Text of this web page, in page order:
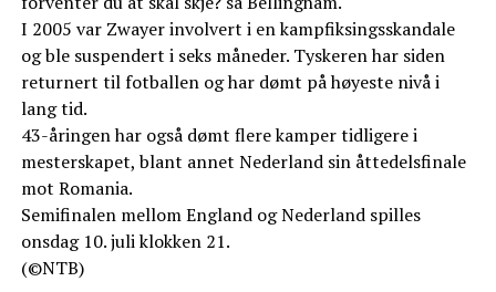
I 2005 var Zwayer involvert i en kampfiksingsskandale
og ble suspendert i seks måneder. Tyskeren har siden
returnert til fotballen og har dømt på høyeste nivå i
lang tid.
43-åringen har også dømt flere kamper tidligere i
mesterskapet, blant annet Nederland sin åttedelsfinale
mot Romania.
Semifinalen mellom England og Nederland spilles
onsdag 10. juli klokken 21.
(©NTB)